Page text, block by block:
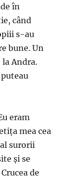
în
când
s-au
bune. Un
la Andra.
eram
mea cea
surorii
și se
de